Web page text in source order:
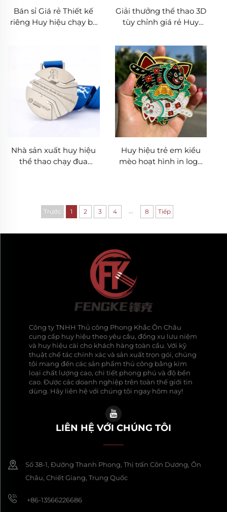
Bán sỉ Giá rẻ Thiết kế
riêng Huy hiệu chạy bộ
Giải thưởng thể thao 3D
tùy chỉnh giá rẻ Huy
thương bằng kim loại
có ruy băng
Nhà sản xuất huy hiệu
thể thao chạy đua
với ruy băng - Thiết kế
giá rẻ
Huy hiệu trẻ em kiểu
mèo hoạt hình in logo
em, trò chơi thể thao và
giải thưởng
Trước 1 2 3 4 ... 8 Tiếp
Công ty TNHH Thủ công Phong Khắc Ôn Châu
cung cấp huy hiệu theo yêu cầu, đồng xu lưu niệm
và huy hiệu cài cho khách hàng toàn cầu. Với kỹ
thuật chế tác chính xác và sản xuất trọn gói, chúng
tôi mang đến các sản phẩm thủ công bằng kim
loại chất lượng cao, chi tiết phong phú và độ bền
cao. Được các doanh nghiệp trên toàn thế giới tin
dùng. Hãy liên hệ với chúng tôi ngay hôm nay!
LIÊN HỆ VỚI CHÚNG TÔI
Số 38-1, Đường Thanh Phong, Thị trấn Côn Dương, Ôn
Châu, Chiết Giang, Trung Quốc
+86-13566226686